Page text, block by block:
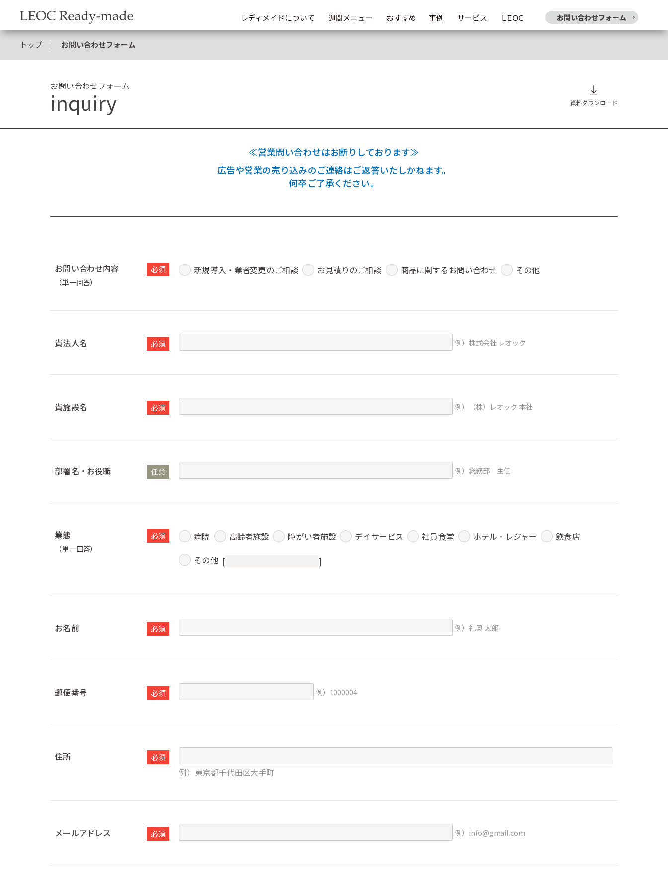
お問い合わせフォーム
レディメイドについて 週間メニュー おすすめ 事例 サービス ＬＥＯＣ
トップ お問い合わせフォーム
お問い合わせフォーム
inquiry 資料ダウンロード
≪営業問い合わせはお断りしております≫
広告や営業の売り込みのご連絡はご返答いたしかねます。
何卒ご了承ください。
必須
お問い合わせ内容
（単一回答）
新規導入・業者変更のご相談 お見積りのご相談 商品に関するお問い合わせ その他
必須
貴法人名 例）株式会社 レオック
必須
貴施設名 例）（株）レオック 本社
任意
部署名・お役職 例）総務部 主任
必須
業態
（単一回答）
病院 高齢者施設 障がい者施設 デイサービス 社員食堂 ホテル・レジャー
飲食店
その他 [ ]
必須
お名前 例）礼奥 太郎
必須
郵便番号 例）1000004
必須
住所
例）東京都千代田区大手町
必須
メールアドレス 例）info@gmail.com